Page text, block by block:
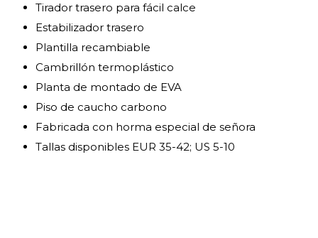
Tirador trasero para fácil calce
Estabilizador trasero
Plantilla recambiable
Cambrillón termoplástico
Planta de montado de EVA
Piso de caucho carbono
Fabricada con horma especial de señora
Tallas disponibles EUR 35-42; US 5-10